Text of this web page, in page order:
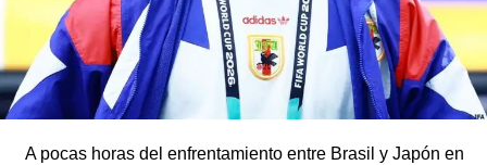
A pocas horas del enfrentamiento entre Brasil y Japón en